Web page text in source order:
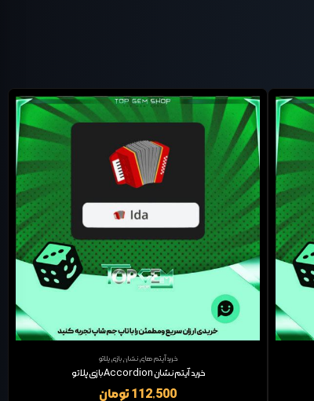
خرید آیتم های نشان بازی پلاتو
خرید آیتم نشان Accordion بازی پلاتو
112,500 تومان